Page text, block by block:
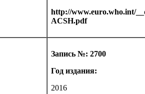
http://www.euro.who.int/
ACSH.pdf
Запись №: 2700
Год издания:
2016